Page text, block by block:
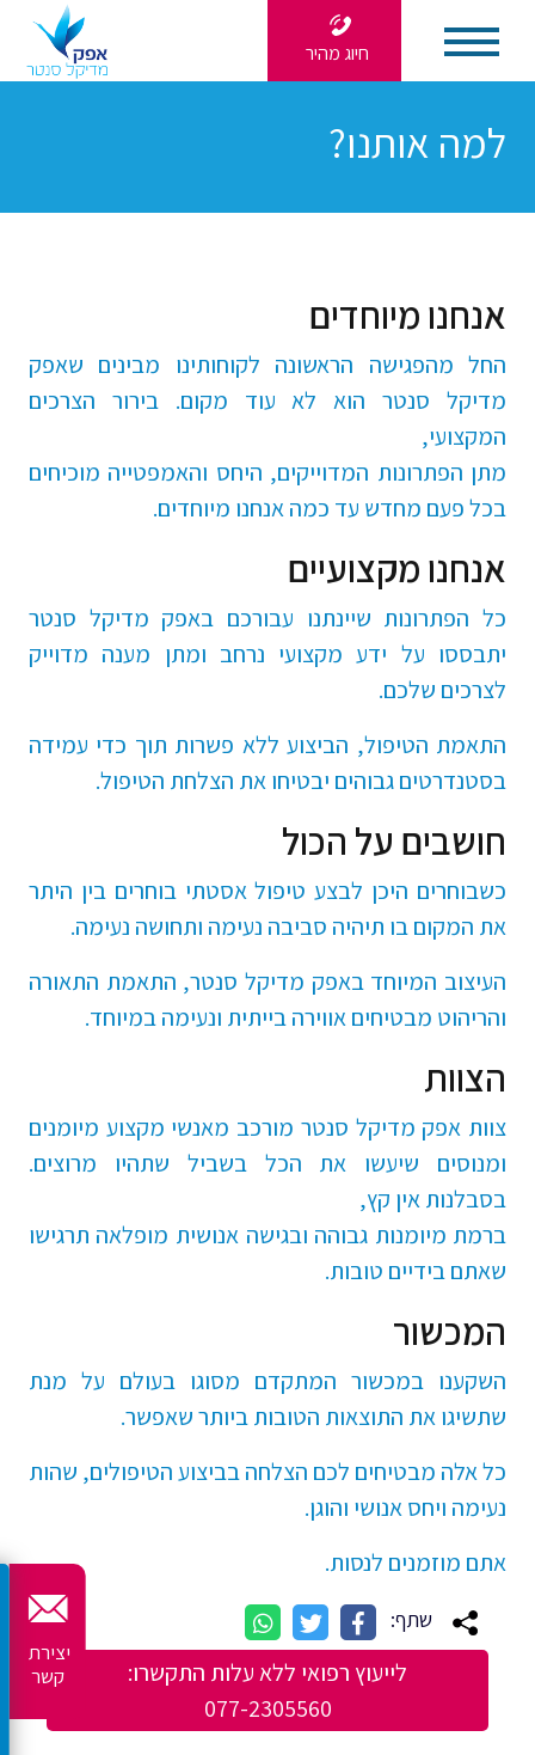
חיוג מהיר
יצירת
קשר
למה אותנו?
אנחנו מיוחדים
החל מהפגישה הראשונה לקוחותינו מבינים שאפק
מדיקל סנטר הוא לא עוד מקום. בירור הצרכים
המקצועי,
מתן הפתרונות המדוייקים, היחס והאמפטייה מוכיחים
בכל פעם מחדש עד כמה אנחנו מיוחדים.
אנחנו מקצועיים
כל הפתרונות שיינתנו עבורכם באפק מדיקל סנטר
יתבססו על ידע מקצועי נרחב ומתן מענה מדוייק
לצרכים שלכם.
התאמת הטיפול, הביצוע ללא פשרות תוך כדי עמידה
בסטנדרטים גבוהים יבטיחו את הצלחת הטיפול.
חושבים על הכול
כשבוחרים היכן לבצע טיפול אסטתי בוחרים בין היתר
את המקום בו תיהיה סביבה נעימה ותחושה נעימה.
העיצוב המיוחד באפק מדיקל סנטר, התאמת התאורה
והריהוט מבטיחים אווירה בייתית ונעימה במיוחד.
הצוות
צוות אפק מדיקל סנטר מורכב מאנשי מקצוע מיומנים
ומנוסים שיעשו את הכל בשביל שתהיו מרוצים.
בסבלנות אין קץ,
ברמת מיומנות גבוהה ובגישה אנושית מופלאה תרגישו
שאתם בידיים טובות.
המכשור
השקענו במכשור המתקדם מסוגו בעולם על מנת
שתשיגו את התוצאות הטובות ביותר שאפשר.
כל אלה מבטיחים לכם הצלחה בביצוע הטיפולים, שהות
נעימה ויחס אנושי והוגן.
אתם מוזמנים לנסות.
שתף:
לייעוץ רפואי ללא עלות התקשרו:
077-2305560